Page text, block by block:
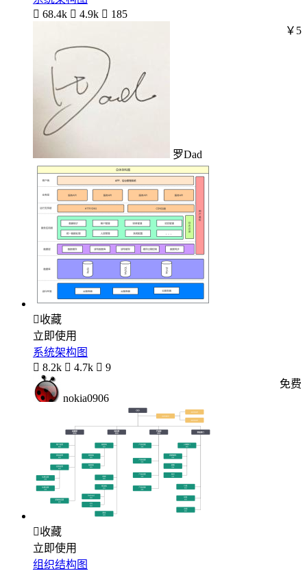
 68.4k  4.9k  185
罗Dad
￥5
收藏
立即使用
系统架构图
 8.2k  4.7k  9
nokia0906
免费
收藏
立即使用
组织结构图